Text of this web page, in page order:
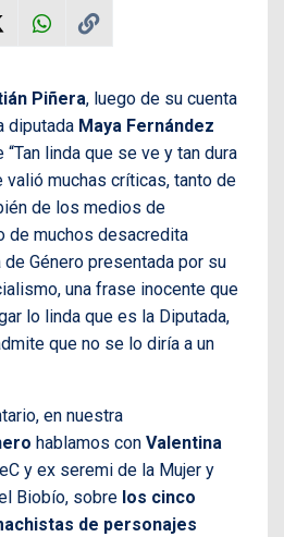
Piñera, luego de su cuenta
diputada Maya Fernández
linda que se ve y tan dura
valió muchas críticas, tanto de
de los medios de
de muchos desacredita
Género presentada por su
una frase inocente que
lo linda que es la Diputada,
que no se lo diría a un
en nuestra
hablamos con Valentina
y ex seremi de la Mujer y
Biobío, sobre los cinco
de personajes